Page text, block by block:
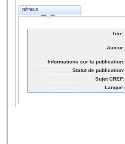
DÉTAILS
Titre:
Auteur:
Informations sur la publication:
Statut de publication:
Sujet CREF:
Langue: